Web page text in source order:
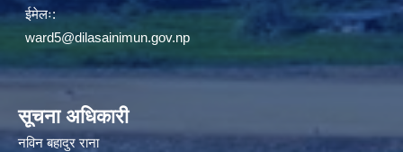
ईमेलः:
ward5@dilasainimun.gov.np
सूचना अधिकारी
नविन बहादुर राना